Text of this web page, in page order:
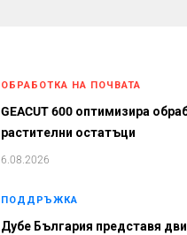
ОБРАБОТКА НА ПОЧВАТА
GEACUT 600 оптимизира
растителни остатъци
6.08.2026
ПОДДРЪЖКА
Дубе България представя